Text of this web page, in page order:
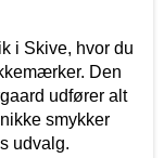
i Skive, hvor du
Den
udfører alt
smykker
udvalg.